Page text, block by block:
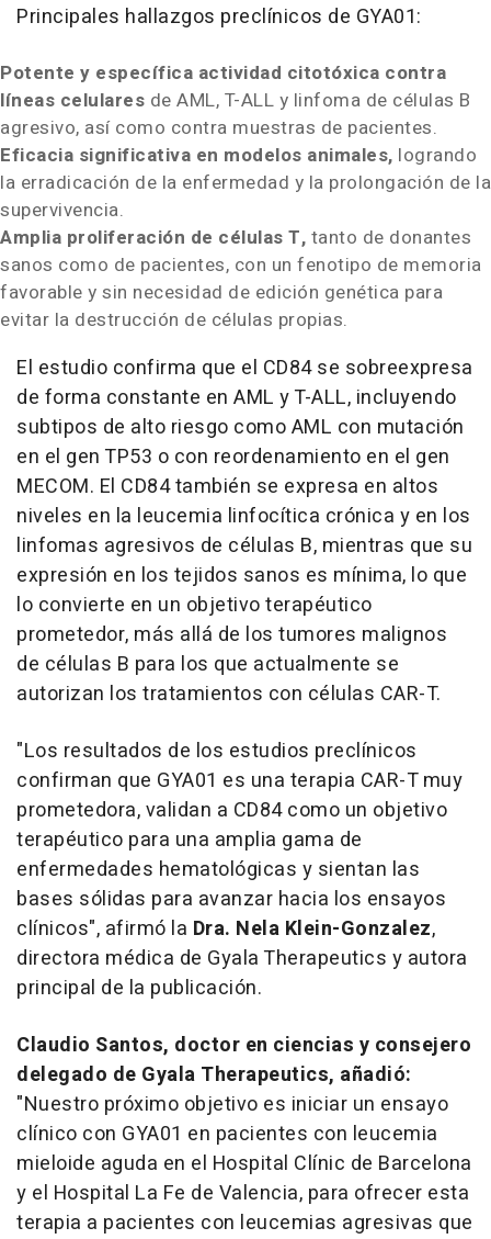
Principales hallazgos preclínicos de GYA01:
Potente y específica actividad citotóxica contra
líneas celulares de AML, T-ALL y linfoma de células B
agresivo, así como contra muestras de pacientes.
Eficacia significativa en modelos animales, logrando
la erradicación de la enfermedad y la prolongación de la
supervivencia.
Amplia proliferación de células T, tanto de donantes
sanos como de pacientes, con un fenotipo de memoria
favorable y sin necesidad de edición genética para
evitar la destrucción de células propias.
El estudio confirma que el CD84 se sobreexpresa
de forma constante en AML y T-ALL, incluyendo
subtipos de alto riesgo como AML con mutación
en el gen TP53 o con reordenamiento en el gen
MECOM. El CD84 también se expresa en altos
niveles en la leucemia linfocítica crónica y en los
linfomas agresivos de células B, mientras que su
expresión en los tejidos sanos es mínima, lo que
lo convierte en un objetivo terapéutico
prometedor, más allá de los tumores malignos
de células B para los que actualmente se
autorizan los tratamientos con células CAR-T.
"Los resultados de los estudios preclínicos
confirman que GYA01 es una terapia CAR-T muy
prometedora, validan a CD84 como un objetivo
terapéutico para una amplia gama de
enfermedades hematológicas y sientan las
bases sólidas para avanzar hacia los ensayos
clínicos", afirmó la Dra. Nela Klein-Gonzalez,
directora médica de Gyala Therapeutics y autora
principal de la publicación.
Claudio Santos, doctor en ciencias y consejero
delegado de Gyala Therapeutics, añadió:
"Nuestro próximo objetivo es iniciar un ensayo
clínico con GYA01 en pacientes con leucemia
mieloide aguda en el Hospital Clínic de Barcelona
y el Hospital La Fe de Valencia, para ofrecer esta
terapia a pacientes con leucemias agresivas que